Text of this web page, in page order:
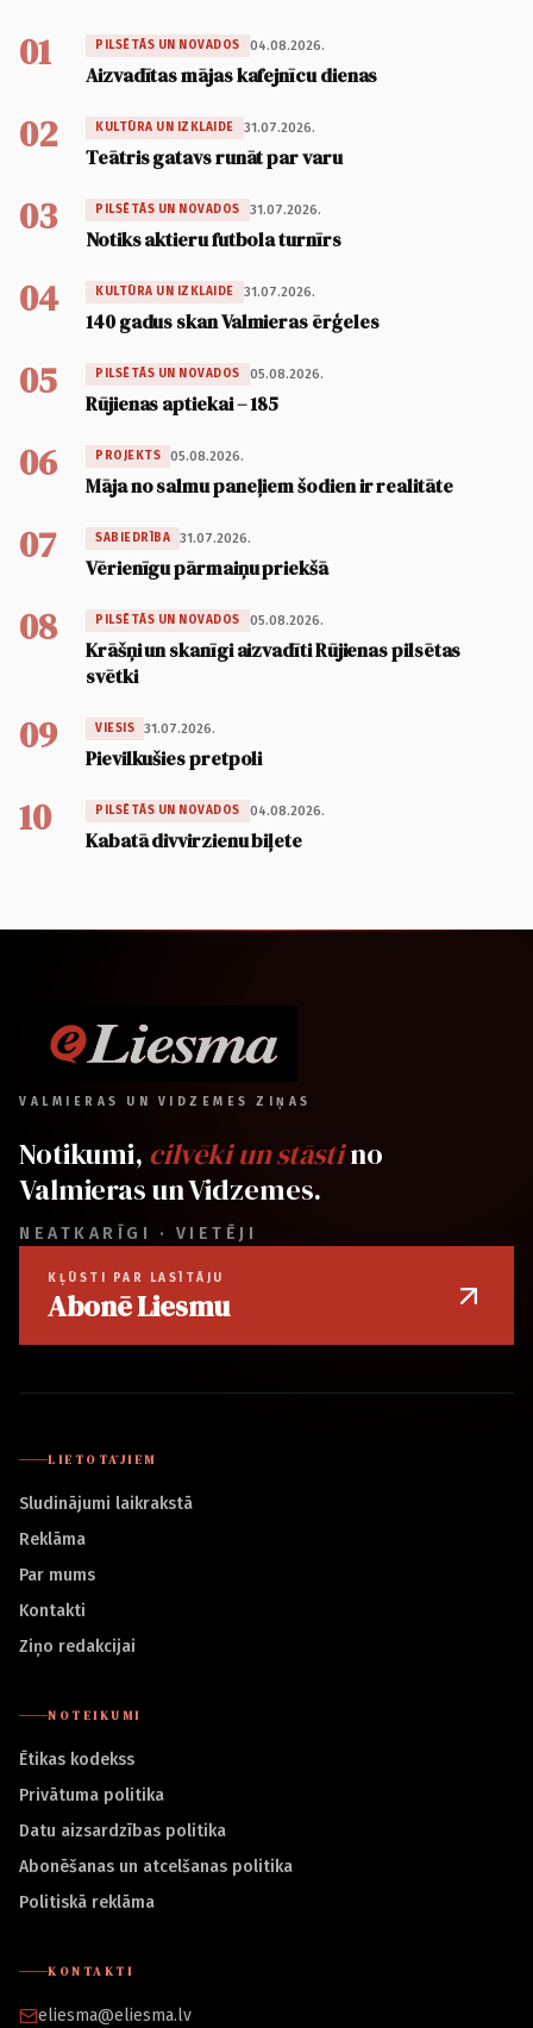
01 PILSĒTĀS UN NOVADOS 04.08.2026.
Aizvadītas mājas kafejnīcu dienas
02 KULTŪRA UN IZKLAIDE 31.07.2026.
Teātris gatavs runāt par varu
03 PILSĒTĀS UN NOVADOS 31.07.2026.
Notiks aktieru futbola turnīrs
04 KULTŪRA UN IZKLAIDE 31.07.2026.
140 gadus skan Valmieras ērģeles
05 PILSĒTĀS UN NOVADOS 05.08.2026.
Rūjienas aptiekai – 185
06 PROJEKTS 05.08.2026.
Māja no salmu paneļiem šodien ir realitāte
07 SABIEDRĪBA 31.07.2026.
Vērienīgu pārmaiņu priekšā
08 PILSĒTĀS UN NOVADOS 05.08.2026.
Krāšņi un skanīgi aizvadīti Rūjienas pilsētas
svētki
09 VIESIS 31.07.2026.
Pievilkušies pretpoli
10 PILSĒTĀS UN NOVADOS 04.08.2026.
Kabatā divvirzienu biļete
VALMIERAS UN VIDZEMES ZIŅAS
Notikumi, cilvēki un stāstino
Valmieras un Vidzemes.
NEATKARĪGI · VIETĒJI
KĻŪSTI PAR LASĪTĀJU
Abonē Liesmu
LIETOTĀJIEM
Sludinājumi laikrakstā
Reklāma
Par mums
Kontakti
Ziņo redakcijai
NOTEIKUMI
Ētikas kodekss
Privātuma politika
Datu aizsardzības politika
Abonēšanas un atcelšanas politika
Politiskā reklāma
KONTAKTI
eliesma@eliesma.lv